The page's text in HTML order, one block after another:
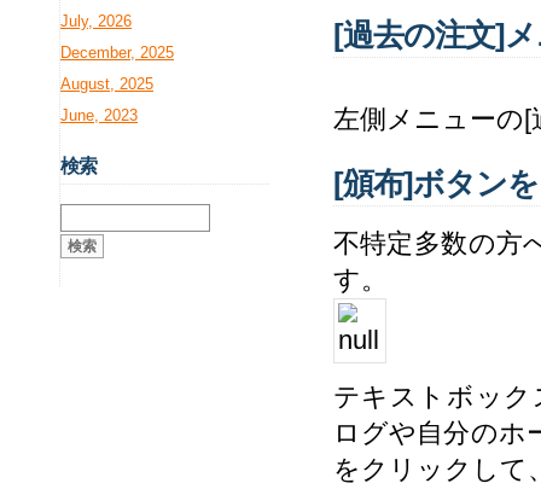
[過去の注文]
左側メニューの
[頒布]ボタン
不特定多数の方
す。
テキストボッ
ログや自分のホ
をクリックして
July, 2026
December, 2025
August, 2025
June, 2023
検索